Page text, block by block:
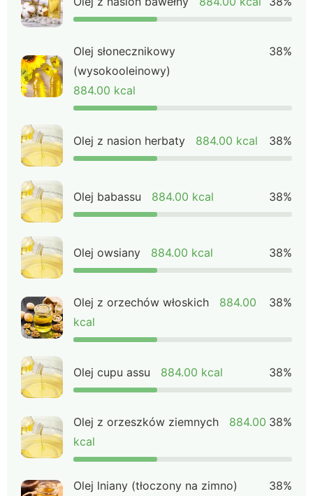
Olej słonecznikowy
(wysokooleinowy)
884.00 kcal
38%
Olej z nasion herbaty 884.00 kcal 38%
Olej babassu 884.00 kcal 38%
Olej owsiany 884.00 kcal 38%
Olej z orzechów włoskich
884.00
kcal
38%
Olej cupu assu 884.00 kcal 38%
Olej z orzeszków ziemnych
884.00
kcal
38%
Olej lniany (tłoczony na zimno)
38%